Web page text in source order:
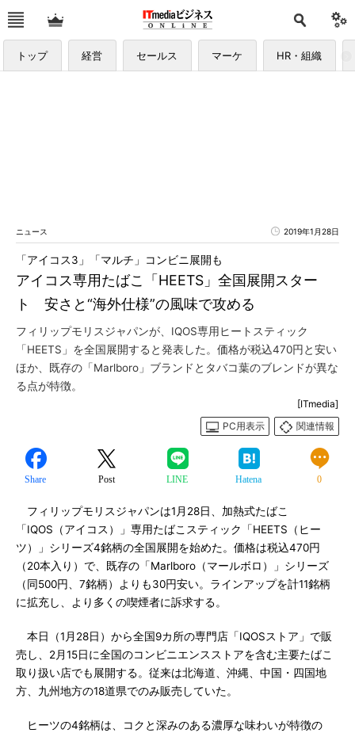
トップ 経営 セールス マーケ HR・組織
ニュース 2019年1月28日
アイコス専用たばこ「HEETS」全国展開スター
ト 安さと“海外仕様”の風味で攻める
「アイコス3」「マルチ」コンビニ展開も
フィリップモリスジャパンが、IQOS専用ヒートスティック
「HEETS」を全国展開すると発表した。価格が税込470円と安い
ほか、既存の「Marlboro」ブランドとタバコ葉のブレンドが異な
る点が特徴。
[ITmedia]
PC用表示
関連情報
Share Post LINE Hatena 0
フィリップモリスジャパンは1月28日、加熱式たばこ
「IQOS（アイコス）」専用たばこスティック「HEETS（ヒー
ツ）」シリーズ4銘柄の全国展開を始めた。価格は税込470円
（20本入り）で、既存の「Marlboro（マールボロ）」シリーズ
（同500円、7銘柄）よりも30円安い。ラインアップを計11銘柄
に拡充し、より多くの喫煙者に訴求する。
本日（1月28日）から全国9カ所の専門店「IQOSストア」で販
売し、2月15日に全国のコンビニエンスストアを含む主要たばこ
取り扱い店でも展開する。従来は北海道、沖縄、中国・四国地
方、九州地方の18道県でのみ販売していた。
ヒーツの4銘柄は、コクと深みのある濃厚な味わいが特徴の